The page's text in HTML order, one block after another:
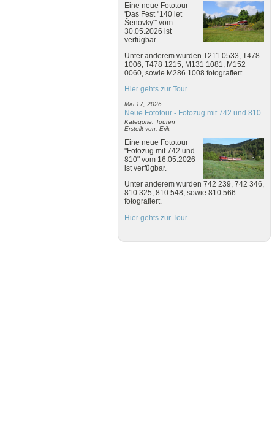
Eine neue Fototour
'Das Fest "140 let
Šenovky"' vom
30.05.2026 ist
verfügbar.
Unter anderem wurden T211 0533, T478
1006, T478 1215, M131 1081, M152
0060, sowie M286 1008 fotografiert.
Hier gehts zur Tour
Mai 17, 2026
Neue Fototour - Fotozug mit 742 und 810
Kategorie: Touren
Erstellt von: Erik
Eine neue Fototour
"Fotozug mit 742 und
810" vom 16.05.2026
ist verfügbar.
Unter anderem wurden 742 239, 742 346,
810 325, 810 548, sowie 810 566
fotografiert.
Hier gehts zur Tour